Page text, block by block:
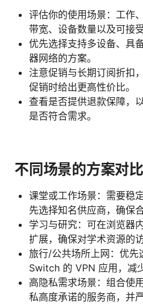
评估你的使用场景：工作
带宽、设备数量以及可接
优先选择支持多设备、具
器网络的方案。
注意促销与长期订阅折扣
促销时给出更高性价比。
查看是否提供退款保障，
是否符合需求。
不同场景的方案对
课堂或工作场景：需要稳
先选择知名供应商，确保
学习与研究：可在浏览器
扩展，确保对学术资源的
旅行/公共场所上网：优
Switch 的 VPN 应用，减
高隐私需求场景：组合使
私高度承诺的服务商，并